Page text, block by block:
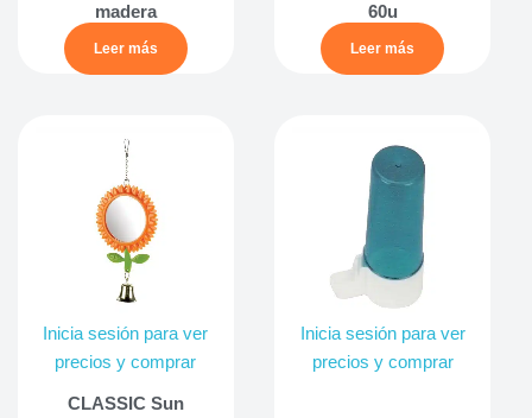
madera
Leer más
60u
Leer más
Inicia sesión para ver
precios y comprar
CLASSIC Sun
Inicia sesión para ver
precios y comprar